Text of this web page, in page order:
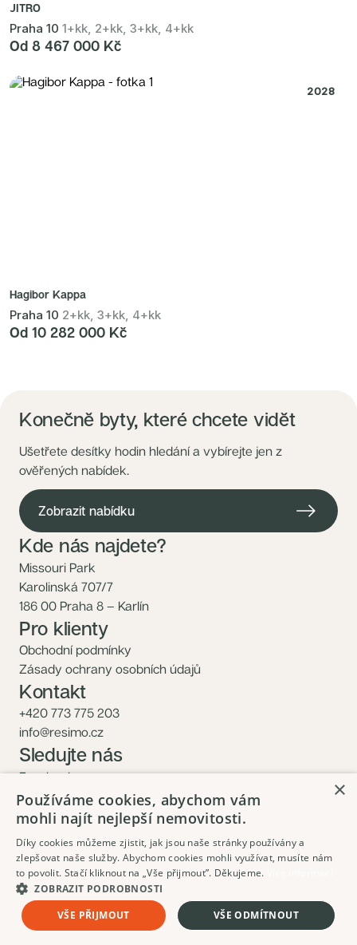
JITRO
Praha 10 1+kk, 2+kk, 3+kk, 4+kk
Od 8 467 000 Kč
2028
Hagibor Kappa
Praha 10 2+kk, 3+kk, 4+kk
Od 10 282 000 Kč
12 600 000 Kč
Včetně DPH Mám zájem
Konečně byty, které chcete vidět
Ušetřete desítky hodin hledání a vybírejte jen z
ověřených nabídek.
Zobrazit nabídku
Kde nás najdete?
Missouri Park
Karolinská 707/7
186 00 Praha 8 – Karlín
Pro klienty
Obchodní podmínky
Zásady ochrany osobních údajů
Kontakt
+420 773 775 203
info@resimo.cz
Sledujte nás
Facebook
Instagram
×
Používáme cookies, abychom vám
mohli najít nejlepší nemovitosti.
Díky cookies můžeme zjistit, jak jsou naše stránky používány a
zlepšovat naše služby. Abychom cookies mohli využívat, musíte nám
to povolit. Stačí kliknout na „Vše přijmout”. Děkujeme.
ZOBRAZIT PODROBNOSTI
VŠE PŘIJMOUT
VŠE ODMÍTNOUT